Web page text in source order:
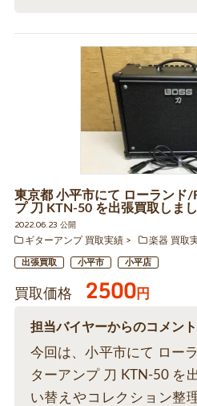
東京都 小平市にて ローランド/
プ 刀 KTN-50 を出張買取しま
2022.06.23 公開
ギターアンプ 買取実績
楽器 買取
出張買取 小平市 小平店
買取価格 2500円
担当バイヤーからのコメント
今回は、小平市にて ロー
ターアンプ 刀 KTN-50 を
い替えやコレクション整